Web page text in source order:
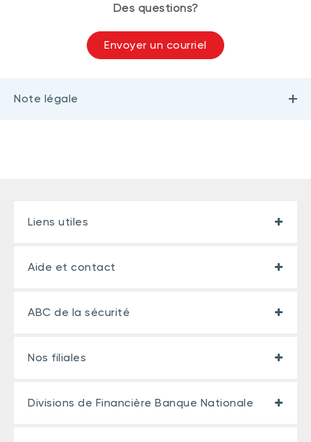
Des questions?
Envoyer un courriel
Note légale
Liens utiles
Aide et contact
ABC de la sécurité
Nos filiales
Divisions de Financière Banque Nationale